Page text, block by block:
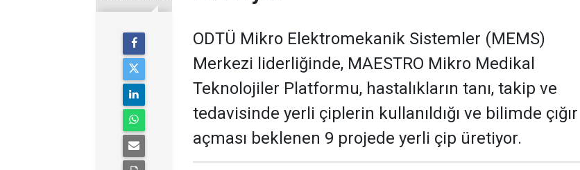
ODTÜ Mikro Elektromekanik Sistemler (MEMS)
Merkezi liderliğinde, MAESTRO Mikro Medikal
Teknolojiler Platformu, hastalıkların tanı, takip ve
tedavisinde yerli çiplerin kullanıldığı ve bilimde çığır
açması beklenen 9 projede yerli çip üretiyor.